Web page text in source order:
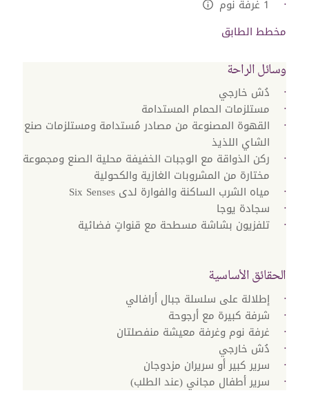
1 غرفة نوم
مخطط الطابق
وسائل الراحة
دُش خارجي
مستلزمات الحمام المستدامة
القهوة المصنوعة من مصادر مُستدامة ومستلزمات صنع
الشاي اللذيذ
ركن الذواقة مع الوجبات الخفيفة محلية الصنع ومجموعة
مختارة من المشروبات الغازية والكحولية
مياه الشرب الساكنة والفوارة لدى Six Senses
سجادة يوجا
تلفزيون بشاشة مسطحة مع قنواتٍ فضائية
الحقائق الأساسية
إطلالة على سلسلة جبال أرافالي‬
شرفة كبيرة مع أرجوحة
غرفة نوم وغرفة معيشة منفصلتان
دُش خارجي
سرير كبير أو سريران مزدوجان
سرير أطفال مجاني (عند الطلب)